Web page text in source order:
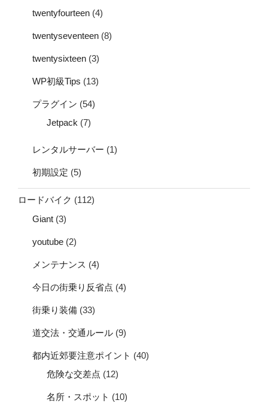
twentyfourteen (4)
twentyseventeen (8)
twentysixteen (3)
WP初級Tips (13)
プラグイン (54)
Jetpack (7)
レンタルサーバー (1)
初期設定 (5)
ロードバイク (112)
Giant (3)
youtube (2)
メンテナンス (4)
今日の街乗り反省点 (4)
街乗り装備 (33)
道交法・交通ルール (9)
都内近郊要注意ポイント (40)
危険な交差点 (12)
名所・スポット (10)